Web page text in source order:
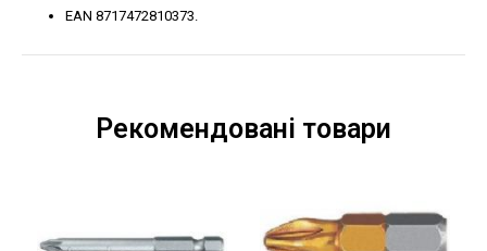
EAN 8717472810373.
Рекомендовані товари